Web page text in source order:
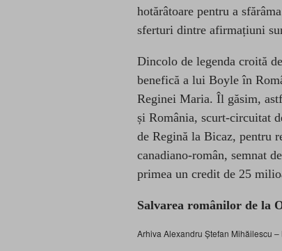
hotărâtoare pentru a
sferturi dintre afirmațiuni
Dincolo de legenda croită
benefică a lui Boyle în
Reginei Maria. Îl găsim,
și România, scurt-circuitat
de Regină la Bicaz, pentru
canadiano-român, semnat
primea un credit de 25
Salvarea românilor de la
Arhiva Alexandru Ștefan Mihăilescu